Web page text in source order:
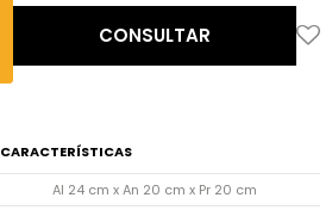
CONSULTAR
CARACTERÍSTICAS
Al 24 cm x An 20 cm x Pr 20 cm